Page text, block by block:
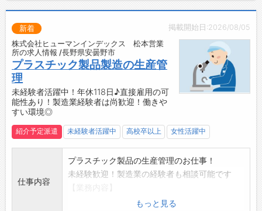
有給休暇は1時間分、2時間分と時間単位でも取
☆
◆給与前払い制度あり！
勤務実績に応じて、給与前払いが可能です◎
簡単申請！簡単受取！日払い即日払い対応！
☆----------------------------------------
◆ご不明点はいつでもご相談ください！
登録はご自宅からお電話で可能です◎
☆----------------------------------------
掲載開始日:2026/08/05
新着
株式会社ヒューマンインデックス 松本営業
所の求人情報 /長野県安曇野市
プラスチック製品製造の生産管
理
未経験者活躍中！年休118日♪直接雇用の可
能性あり！製造業経験者は尚歓迎！働きや
すい環境◎
紹介予定派遣 未経験者活躍中 高校卒以上 女性活躍中
仕事内容
プラスチック製品の生産管理のお仕事！
未経験歓迎！製造業の経験者も相談可能です
もっと見る